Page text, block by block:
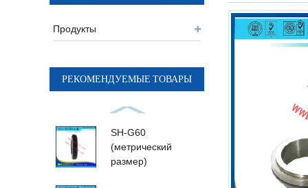
Продукты
РЕКОМЕНДУЕМЫЕ ТОВАРЫ
SH-G60
(метрический
размер)